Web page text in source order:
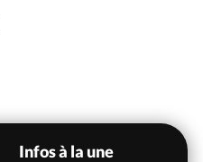
Infos à la une